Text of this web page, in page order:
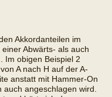
Akkordanteilen im
Abwärts- als auch
Im obigen Beispiel 2
A nach H auf der A-
anstatt mit Hammer-On
auch angeschlagen wird.